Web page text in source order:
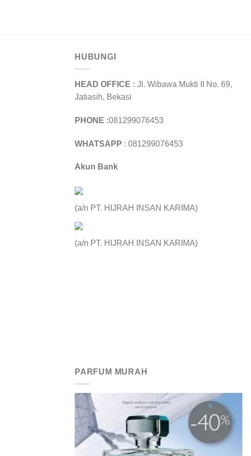
HUBUNGI
HEAD OFFICE : Jl. Wibawa Mukti II No. 69,
Jatiasih, Bekasi
PHONE :081299076453
WHATSAPP : 081299076453
Akun Bank
(a/n PT. HIJRAH INSAN KARIMA)
(a/n PT. HIJRAH INSAN KARIMA)
PARFUM MURAH